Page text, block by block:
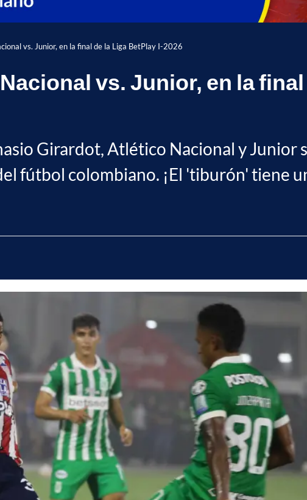
vs. Junior, en la final de la Liga BetPlay I-2026
vs. Junior, en la
Girardot, Atlético Nacional y Junior
fútbol colombiano. ¡El 'tiburón' tiene